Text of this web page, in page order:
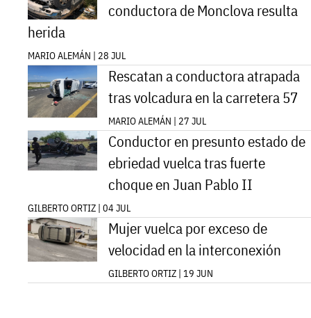
conductora de Monclova resulta
herida
MARIO ALEMÁN | 28 JUL
Rescatan a conductora atrapada
tras volcadura en la carretera 57
MARIO ALEMÁN | 27 JUL
Conductor en presunto estado de
ebriedad vuelca tras fuerte
choque en Juan Pablo II
GILBERTO ORTIZ | 04 JUL
Mujer vuelca por exceso de
velocidad en la interconexión
GILBERTO ORTIZ | 19 JUN